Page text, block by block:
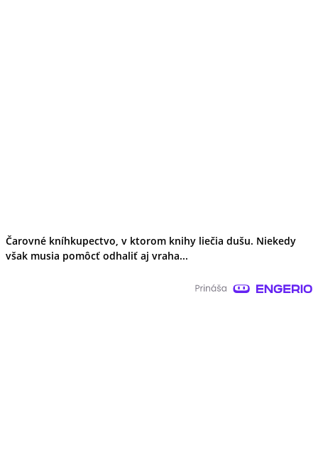
Čarovné kníhkupectvo, v ktorom knihy liečia dušu. Niekedy
však musia pomôcť odhaliť aj vraha...